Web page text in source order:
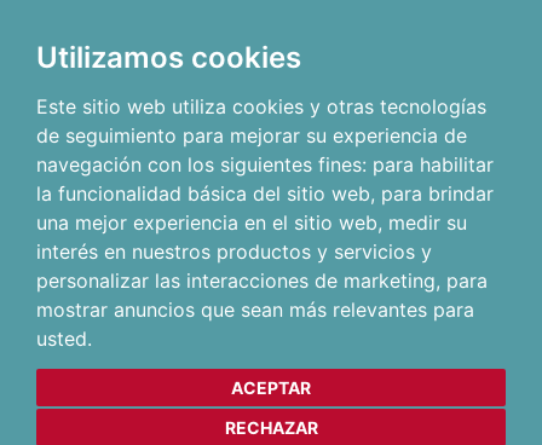
Utilizamos cookies
Este sitio web utiliza cookies y otras tecnologías
de seguimiento para mejorar su experiencia de
navegación con los siguientes fines: para habilitar
la funcionalidad básica del sitio web, para brindar
una mejor experiencia en el sitio web, medir su
interés en nuestros productos y servicios y
personalizar las interacciones de marketing, para
mostrar anuncios que sean más relevantes para
usted.
ACEPTAR
RECHAZAR